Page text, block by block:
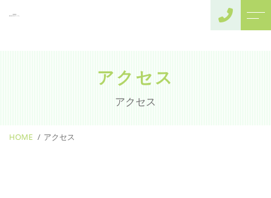
介護施設様へ
よくある質問
ブログ
当薬局からのお
アクセス
アクセス
HOME アクセス